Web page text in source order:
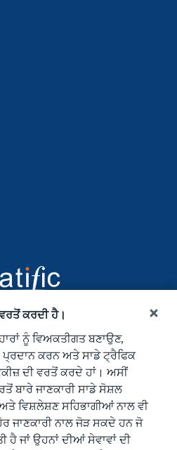
ਕਰਦੀ ਹੈ।
ਨੂੰ ਵਿਅਕਤੀਗਤ ਬਣਾਉਣ,
ਕਰਨ ਅਤੇ ਸਾਡੇ ਟ੍ਰੈਫਿਕ
ਦੀ ਵਰਤੋਂ ਕਰਦੇ ਹਾਂ। ਅਸੀਂ
ਬਾਰੇ ਜਾਣਕਾਰੀ ਸਾਡੇ ਸੋਸ਼ਲ
ਵਿਸ਼ਲੇਸ਼ਣ ਸਹਿਭਾਗੀਆਂ ਨਾਲ ਵੀ
ਜਾਣਕਾਰੀ ਨਾਲ ਜੋੜ ਸਕਦੇ ਹਨ ਜੋ
ਹੈ ਜਾਂ ਉਹਨਾਂ ਦੀਆਂ ਸੇਵਾਵਾਂ ਦੀ